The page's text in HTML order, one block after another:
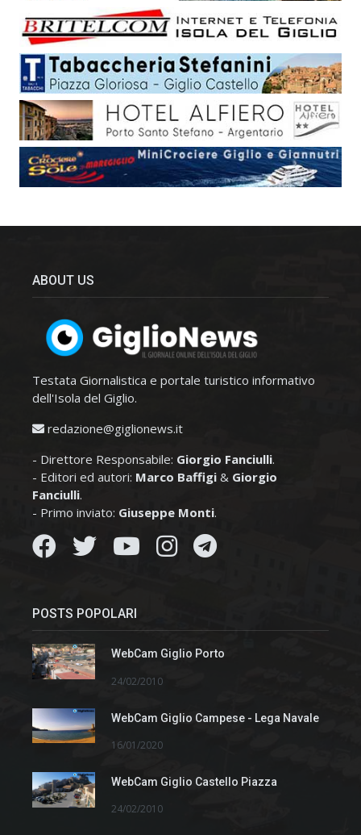
ABOUT US
Testata Giornalistica e portale turistico informativo
dell'Isola del Giglio.
redazione@giglionews.it
- Direttore Responsabile: Giorgio Fanciulli.
- Editori ed autori: Marco Baffigi & Giorgio
Fanciulli.
- Primo inviato: Giuseppe Monti.
POSTS POPOLARI
WebCam Giglio Porto
24/02/2010
WebCam Giglio Campese - Lega Navale
16/01/2020
WebCam Giglio Castello Piazza
24/02/2010